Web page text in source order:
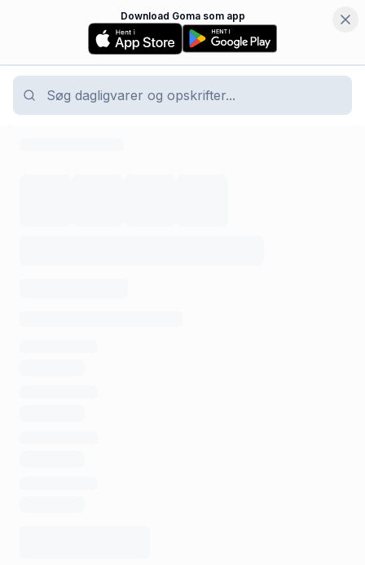
Download Goma som app